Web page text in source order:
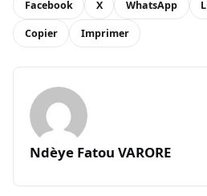
Facebook X WhatsApp
Copier Imprimer
Ndèye Fatou VARORE